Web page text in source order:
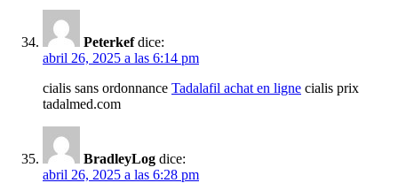
Peterkef dice:
abril 26, 2025 a las 6:14 pm
cialis sans ordonnance Tadalafil achat en ligne cialis prix
tadalmed.com
BradleyLog dice:
abril 26, 2025 a las 6:28 pm